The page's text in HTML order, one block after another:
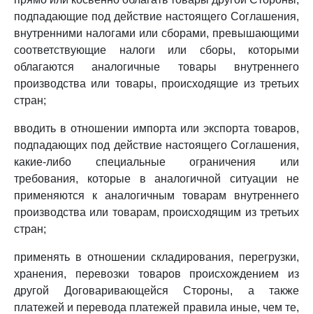
подпадающие под действие настоящего Соглашения,
внутренними налогами или сборами, превышающими
соответствующие налоги или сборы, которыми
облагаются аналогичные товары внутреннего
производства или товары, происходящие из третьих
стран;
вводить в отношении импорта или экспорта товаров,
подпадающих под действие настоящего Соглашения,
какие-либо специальные ограничения или
требования, которые в аналогичной ситуации не
применяются к аналогичным товарам внутреннего
производства или товарам, происходящим из третьих
стран;
применять в отношении складирования, перегрузки,
хранения, перевозки товаров происхождением из
другой Договаривающейся Стороны, а также
платежей и перевода платежей правила иные, чем те,